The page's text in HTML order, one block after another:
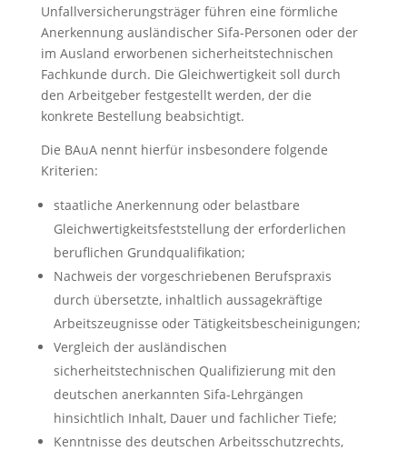
Unfallversicherungsträger führen eine förmliche
Anerkennung ausländischer Sifa-Personen oder der
im Ausland erworbenen sicherheitstechnischen
Fachkunde durch. Die Gleichwertigkeit soll durch
den Arbeitgeber festgestellt werden, der die
konkrete Bestellung beabsichtigt.
Die BAuA nennt hierfür insbesondere folgende
Kriterien:
staatliche Anerkennung oder belastbare
Gleichwertigkeitsfeststellung der erforderlichen
beruflichen Grundqualifikation;
Nachweis der vorgeschriebenen Berufspraxis
durch übersetzte, inhaltlich aussagekräftige
Arbeitszeugnisse oder Tätigkeitsbescheinigungen;
Vergleich der ausländischen
sicherheitstechnischen Qualifizierung mit den
deutschen anerkannten Sifa-Lehrgängen
hinsichtlich Inhalt, Dauer und fachlicher Tiefe;
Kenntnisse des deutschen Arbeitsschutzrechts,